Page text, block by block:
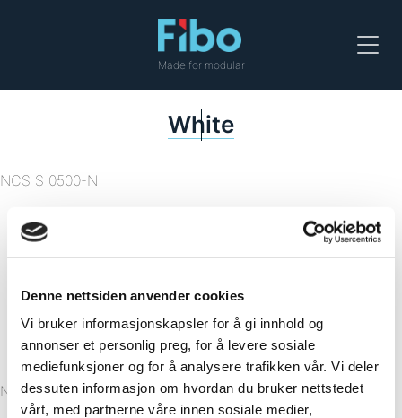
Denne nettsiden anvender cookies
Vi bruker informasjonskapsler for å gi innhold og
annonser et personlig preg, for å levere sosiale
mediefunksjoner og for å analysere trafikken vår. Vi deler
dessuten informasjon om hvordan du bruker nettstedet
vårt, med partnerne våre innen sosiale medier,
Made for modular
Menu
White
NCS S 0500-N
White Slate
Milano Anthracite
NCS S 6502-Y